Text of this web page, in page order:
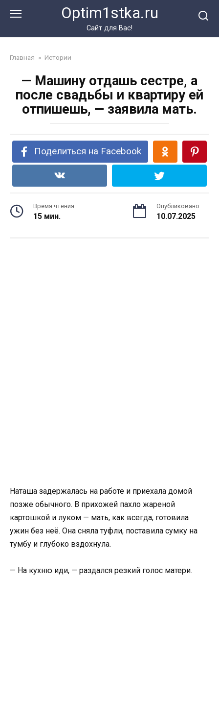
Optim1stka.ru
Сайт для Вас!
Главная » Истории
— Машину отдашь сестре, а
после свадьбы и квартиру ей
отпишешь, — заявила мать.
Поделиться на Facebook
Время чтения
15 мин.
Опубликовано
10.07.2025
Наташа задержалась на работе и приехала домой
позже обычного. В прихожей пахло жареной
картошкой и луком — мать, как всегда, готовила
ужин без неё. Она сняла туфли, поставила сумку на
тумбу и глубоко вздохнула.
— На кухню иди, — раздался резкий голос матери.